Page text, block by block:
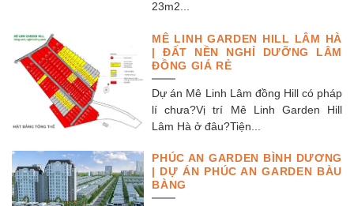
23m2...
MÊ LINH GARDEN HILL LÂM HÀ
| ĐẤT NỀN NGHỈ DƯỠNG LÂM
ĐỒNG GIÁ RẺ
Dự án Mê Linh Lâm đồng Hill có pháp
lí chưa?Vị trí Mê Linh Garden Hill
Lâm Hà ở đâu?Tiện...
PHÚC AN GARDEN BÌNH DƯƠNG
| DỰ ÁN PHÚC AN GARDEN BÀU
BÀNG